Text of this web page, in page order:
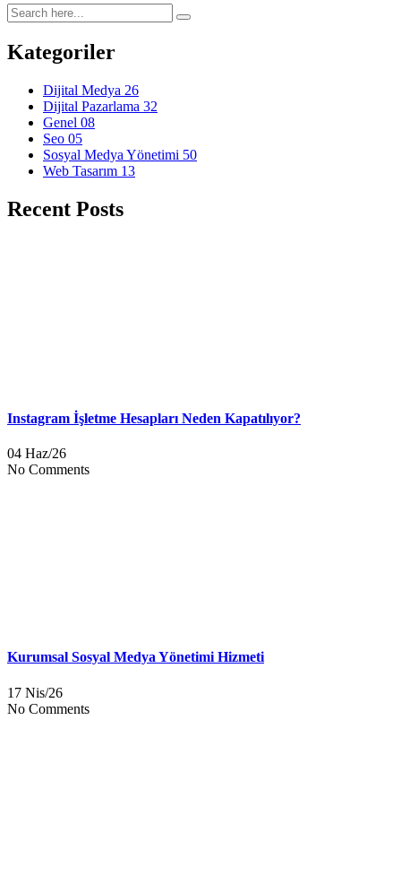
Kategoriler
Dijital Medya 26
Dijital Pazarlama 32
Genel 08
Seo 05
Sosyal Medya Yönetimi 50
Web Tasarım 13
Recent Posts
Instagram İşletme Hesapları Neden Kapatılıyor?
04 Haz/26
No Comments
Kurumsal Sosyal Medya Yönetimi Hizmeti
17 Nis/26
No Comments